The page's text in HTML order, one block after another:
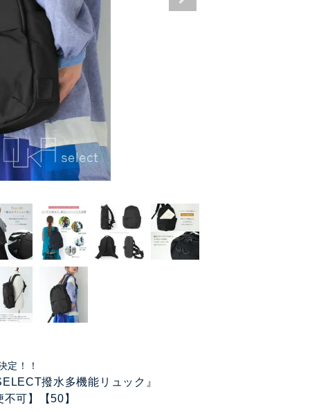
定！！
撥水多機能リュック』
不可】【50】